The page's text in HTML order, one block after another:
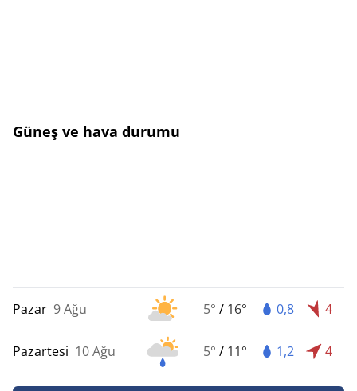
Güneş ve hava durumu
Pazar 9 Ağu 5° / 16° 0,8 4
Pazartesi 10 Ağu 5° / 11° 1,2 4